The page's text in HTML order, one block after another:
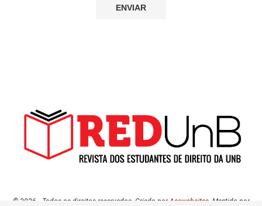
© 2026 Todos os direitos reservados. Criado por Acewebsites. Mantido por